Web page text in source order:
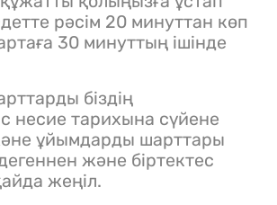
рәсім 20 минуттан көп
30 минуттың ішінде
біздің
несие тарихына сүйене
ұйымдарды шарттары
және біртектес
жеңіл.